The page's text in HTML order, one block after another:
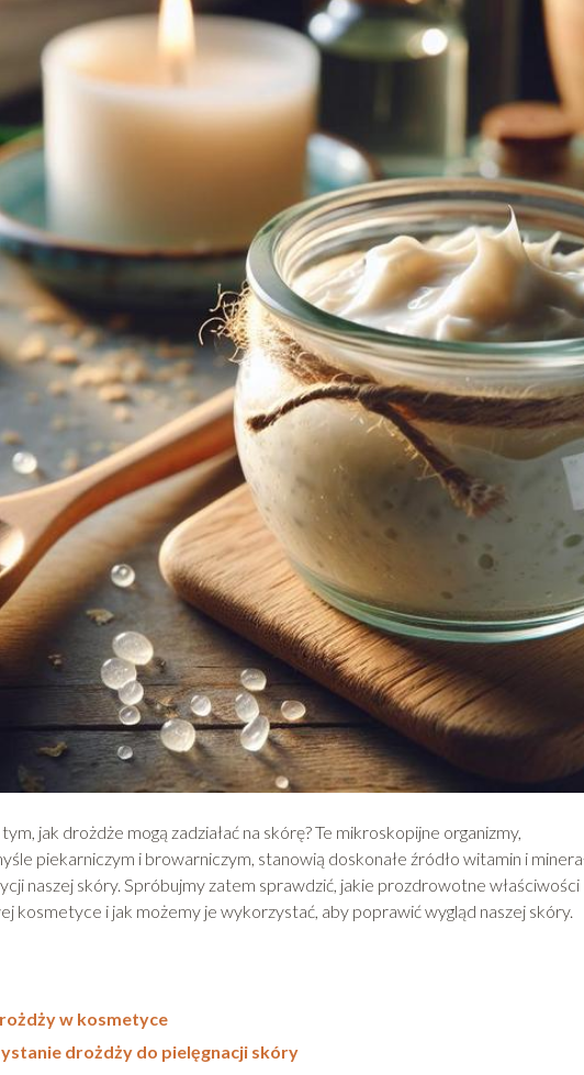
jak drożdże mogą zadziałać na skórę? Te mikroskopijne organizmy,
piekarniczym i browarniczym, stanowią doskonałe źródło witamin i
naszej skóry. Spróbujmy zatem sprawdzić, jakie prozdrowotne właściwości
kosmetyce i jak możemy je wykorzystać, aby poprawić wygląd naszej skóry.
w kosmetyce
drożdży do pielęgnacji skóry